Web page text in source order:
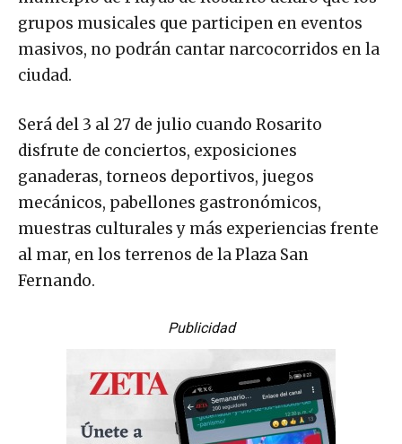
grupos musicales que participen en eventos
masivos, no podrán cantar narcocorridos en la
ciudad.
Será del 3 al 27 de julio cuando Rosarito
disfrute de conciertos, exposiciones
ganaderas, torneos deportivos, juegos
mecánicos, pabellones gastronómicos,
muestras culturales y más experiencias frente
al mar, en los terrenos de la Plaza San
Fernando.
Publicidad